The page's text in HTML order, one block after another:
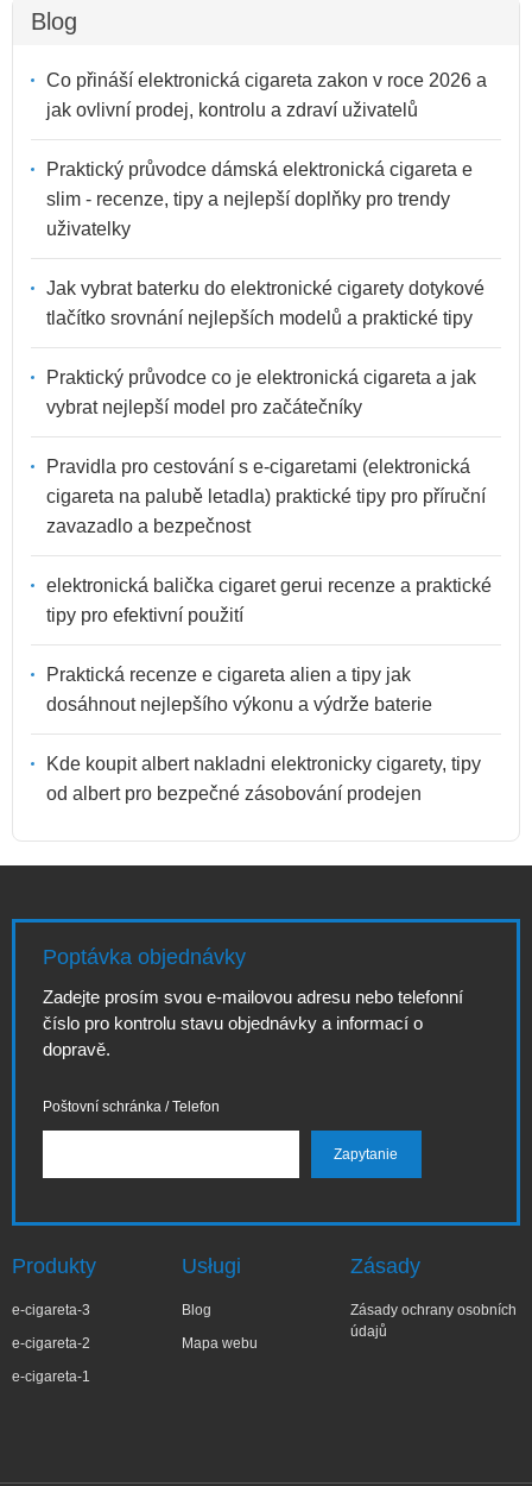
Blog
Co přináší elektronická cigareta zakon v roce 2026 a
jak ovlivní prodej, kontrolu a zdraví uživatelů
Praktický průvodce dámská elektronická cigareta e
slim - recenze, tipy a nejlepší doplňky pro trendy
uživatelky
Jak vybrat baterku do elektronické cigarety dotykové
tlačítko srovnání nejlepších modelů a praktické tipy
Praktický průvodce co je elektronická cigareta a jak
vybrat nejlepší model pro začátečníky
Pravidla pro cestování s e-cigaretami (elektronická
cigareta na palubě letadla) praktické tipy pro příruční
zavazadlo a bezpečnost
elektronická balička cigaret gerui recenze a praktické
tipy pro efektivní použití
Praktická recenze e cigareta alien a tipy jak
dosáhnout nejlepšího výkonu a výdrže baterie
Kde koupit albert nakladni elektronicky cigarety, tipy
od albert pro bezpečné zásobování prodejen
Poptávka objednávky
Zadejte prosím svou e-mailovou adresu nebo telefonní
číslo pro kontrolu stavu objednávky a informací o
dopravě.
Poštovní schránka / Telefon
Produkty
e-cigareta-3
e-cigareta-2
e-cigareta-1
Usługi
Blog
Mapa webu
Zásady
Zásady ochrany osobních
údajů